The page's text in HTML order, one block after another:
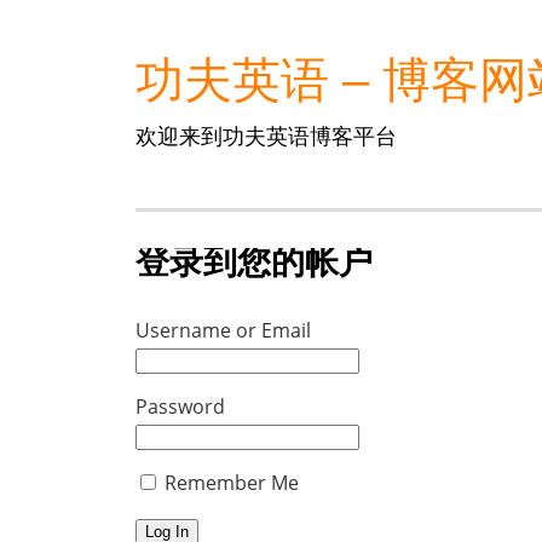
功夫英语 – 博客网
欢迎来到功夫英语博客平台
登录到您的帐户
Username or Email
Password
Remember Me